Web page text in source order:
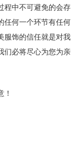
程中不可避免的会存
任何一个环节有任何
服饰的信任就是对我
们必将尽心为您为亲
！